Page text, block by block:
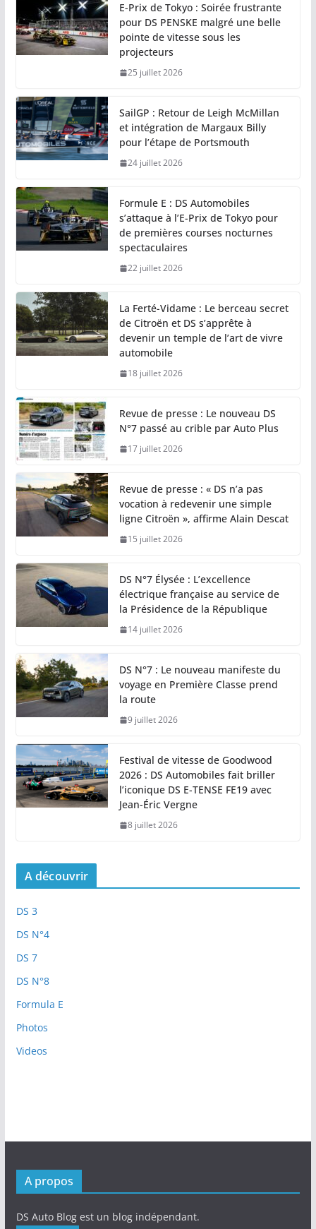
E-Prix de Tokyo : Soirée frustrante
pour DS PENSKE malgré une belle
pointe de vitesse sous les
projecteurs
25 juillet 2026
SailGP : Retour de Leigh McMillan
et intégration de Margaux Billy
pour l’étape de Portsmouth
24 juillet 2026
Formule E : DS Automobiles
s’attaque à l’E-Prix de Tokyo pour
de premières courses nocturnes
spectaculaires
22 juillet 2026
La Ferté-Vidame : Le berceau secret
de Citroën et DS s’apprête à
devenir un temple de l’art de vivre
automobile
18 juillet 2026
Revue de presse : Le nouveau DS
N°7 passé au crible par Auto Plus
17 juillet 2026
Revue de presse : « DS n’a pas
vocation à redevenir une simple
ligne Citroën », affirme Alain Descat
15 juillet 2026
DS N°7 Élysée : L’excellence
électrique française au service de
la Présidence de la République
14 juillet 2026
DS N°7 : Le nouveau manifeste du
voyage en Première Classe prend
la route
9 juillet 2026
Festival de vitesse de Goodwood
2026 : DS Automobiles fait briller
l’iconique DS E-TENSE FE19 avec
Jean-Éric Vergne
8 juillet 2026
A découvrir
DS 3
DS N°4
DS 7
DS N°8
Formula E
Photos
Videos
A propos
DS Auto Blog est un blog indépendant.